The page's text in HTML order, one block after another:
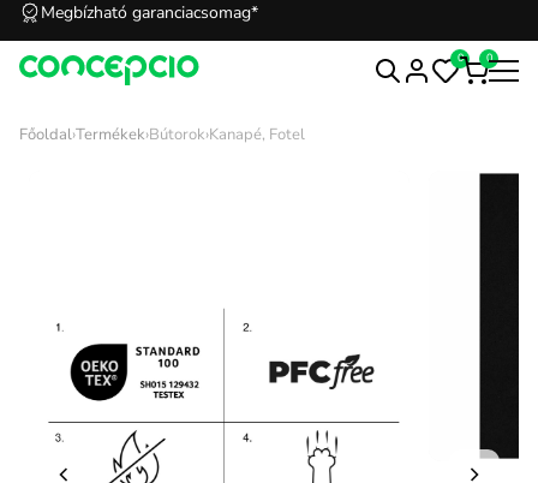
Megbízható garanciacsomag*
0 0
Főoldal›Termékek›Bútorok›Kanapé, Fotel